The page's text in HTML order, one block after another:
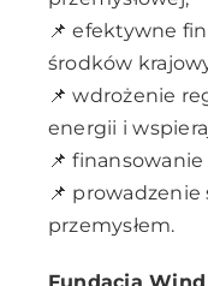
📌 efektywne
środków
📌 wdrożenie
energii i
📌
📌 prowadzenie
przemysłem.